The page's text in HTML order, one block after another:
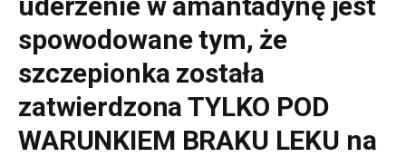
spowodowane tym, że
szczepionka została
zatwierdzona TYLKO POD
WARUNKIEM BRAKU LEKU na